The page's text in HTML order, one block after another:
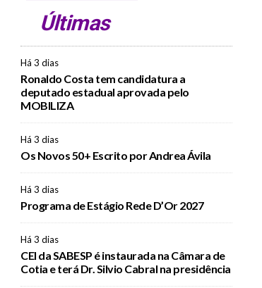
Últimas
Há 3 dias
Ronaldo Costa tem candidatura a
deputado estadual aprovada pelo
MOBILIZA
Há 3 dias
Os Novos 50+ Escrito por Andrea Ávila
Há 3 dias
Programa de Estágio Rede D’Or 2027
Há 3 dias
CEI da SABESP é instaurada na Câmara de
Cotia e terá Dr. Silvio Cabral na presidência